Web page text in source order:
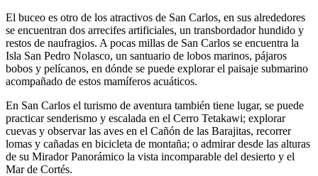
El buceo es otro de los atractivos de San Carlos, en sus alrededores
se encuentran dos arrecifes artificiales, un transbordador hundido y
restos de naufragios. A pocas millas de San Carlos se encuentra la
Isla San Pedro Nolasco, un santuario de lobos marinos, pájaros
bobos y pelícanos, en dónde se puede explorar el paisaje submarino
acompañado de estos mamíferos acuáticos.
En San Carlos el turismo de aventura también tiene lugar, se puede
practicar senderismo y escalada en el Cerro Tetakawi; explorar
cuevas y observar las aves en el Cañón de las Barajitas, recorrer
lomas y cañadas en bicicleta de montaña; o admirar desde las alturas
de su Mirador Panorámico la vista incomparable del desierto y el
Mar de Cortés.